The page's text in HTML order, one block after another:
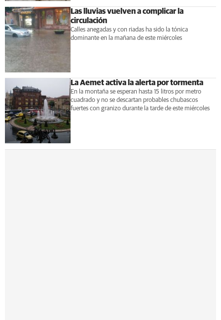
Las lluvias vuelven a complicar la
circulación
Calles anegadas y con riadas ha sido la tónica
dominante en la mañana de este miércoles
La Aemet activa la alerta por tormenta
En la montaña se esperan hasta 15 litros por metro
cuadrado y no se descartan probables chubascos
fuertes con granizo durante la tarde de este miércoles